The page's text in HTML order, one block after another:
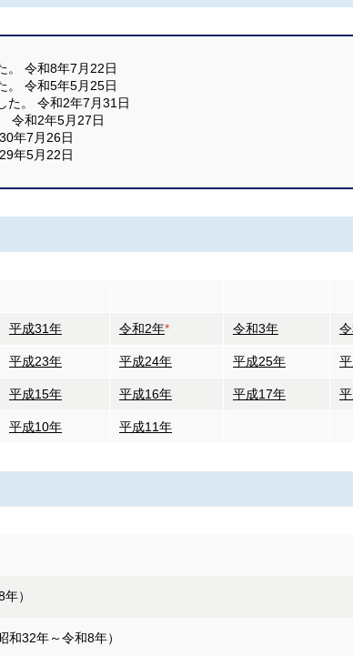
。 令和8年7月22日
。 令和5年5月25日
た。 令和2年7月31日
令和2年5月27日
年7月26日
年5月22日
平成31年 令和2年* 令和3年
平成23年 平成24年 平成25年
平成15年 平成16年 平成17年
平成10年 平成11年
）
和32年～令和8年）